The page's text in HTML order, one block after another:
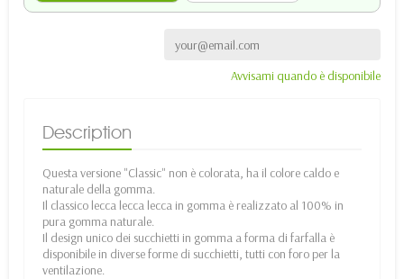
Avvisami quando è disponibile
Description
Questa versione "Classic" non è colorata, ha il colore caldo e
naturale della gomma.
Il classico lecca lecca lecca in gomma è realizzato al 100% in
pura gomma naturale.
Il design unico dei succhietti in gomma a forma di farfalla è
disponibile in diverse forme di succhietti, tutti con foro per la
ventilazione.